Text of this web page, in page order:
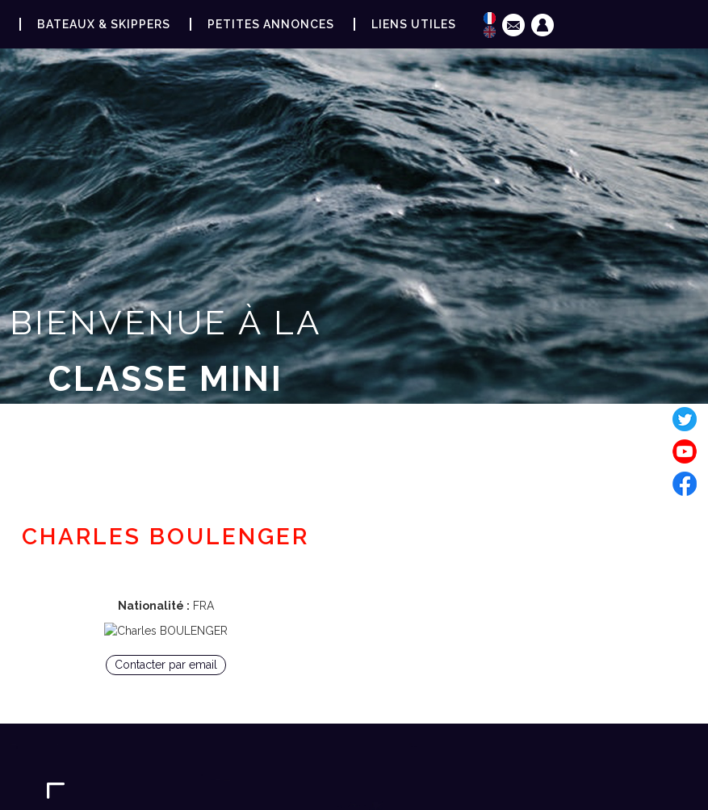
BATEAUX & SKIPPERS PETITES ANNONCES LIENS UTILES
BIENVENUE À LA
CLASSE MINI
CHARLES BOULENGER
Nationalité : FRA
Contacter par email